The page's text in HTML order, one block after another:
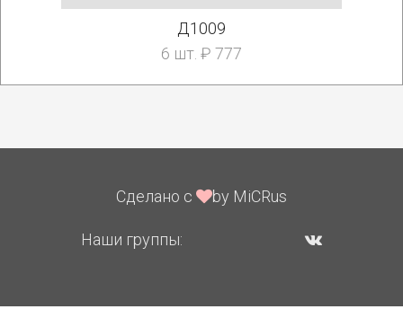
Д1009
6 шт. ₽ 777
Сделано с by MiCRus
Наши группы: